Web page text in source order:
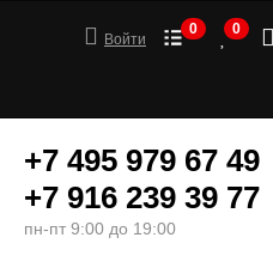
Войти
0 0
+7 495 979 67 49
+7 916 239 39 77
пн-пт 9:00 до 19:00